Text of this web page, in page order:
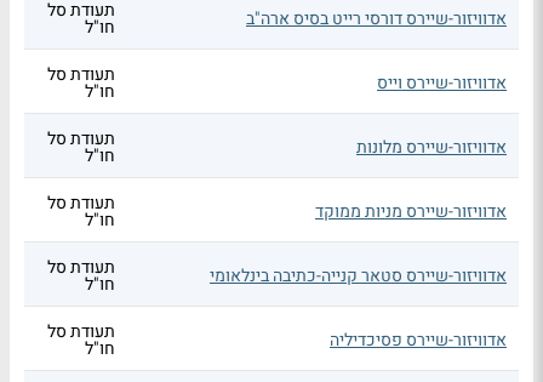
אדוויזור-שיירס דורסי רייט בסיס ארה"ב תעודת סל
חו"ל
אדוויזור-שיירס וייס תעודת סל
חו"ל
אדוויזור-שיירס מלונות תעודת סל
חו"ל
אדוויזור-שיירס מניות ממוקד תעודת סל
חו"ל
אדוויזור-שיירס סטאר קנייה-כתיבה בינלאומי תעודת סל
חו"ל
אדוויזור-שיירס פסיכדיליה תעודת סל
חו"ל